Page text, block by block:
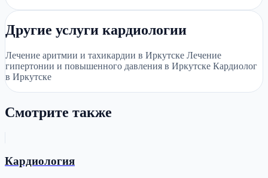
Другие услуги кардиологии
Лечение аритмии и тахикардии в Иркутске Лечение
гипертонии и повышенного давления в Иркутске Кардиолог
в Иркутске
Смотрите также
Кардиология